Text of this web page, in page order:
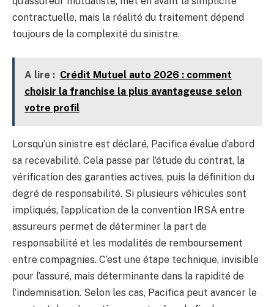
contractuelle, mais la réalité du traitement dépend
toujours de la complexité du sinistre.
A lire : Crédit Mutuel auto 2026 : comment
choisir la franchise la plus avantageuse selon
votre profil
Lorsqu’un sinistre est déclaré, Pacifica évalue d’abord
sa recevabilité. Cela passe par l’étude du contrat, la
vérification des garanties actives, puis la définition du
degré de responsabilité. Si plusieurs véhicules sont
impliqués, l’application de la convention IRSA entre
assureurs permet de déterminer la part de
responsabilité et les modalités de remboursement
entre compagnies. C’est une étape technique, invisible
pour l’assuré, mais déterminante dans la rapidité de
l’indemnisation. Selon les cas, Pacifica peut avancer le